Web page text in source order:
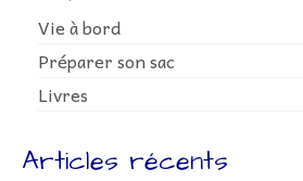
Vie à bord
Préparer son sac
Livres
Articles récents